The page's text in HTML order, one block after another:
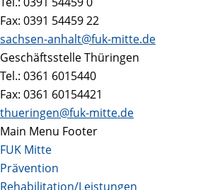
Fax: 0391 54459 22
sachsen-anhalt@fuk-mitte.de
Geschäftsstelle Thüringen
Tel.: 0361 6015440
Fax: 0361 60154421
thueringen@fuk-mitte.de
Main Menu Footer
FUK Mitte
Prävention
Rehabilitation/Leistungen